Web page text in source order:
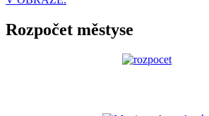
Rozpočet městyse